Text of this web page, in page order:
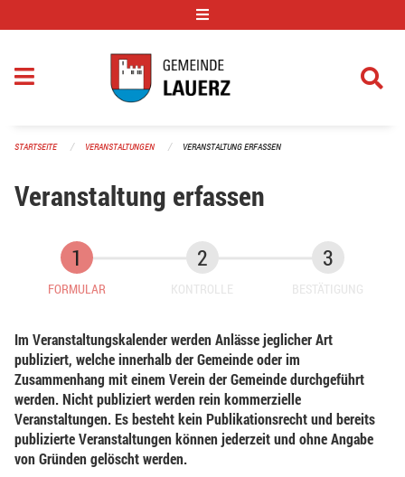
STARTSEITE VERANSTALTUNGEN VERANSTALTUNG ERFASSEN
Veranstaltung erfassen
FORMULAR KONTROLLE BESTÄTIGUNG
Im Veranstaltungskalender werden Anlässe jeglicher Art
publiziert, welche innerhalb der Gemeinde oder im
Zusammenhang mit einem Verein der Gemeinde durchgeführt
werden. Nicht publiziert werden rein kommerzielle
Veranstaltungen. Es besteht kein Publikationsrecht und bereits
publizierte Veranstaltungen können jederzeit und ohne Angabe
von Gründen gelöscht werden.